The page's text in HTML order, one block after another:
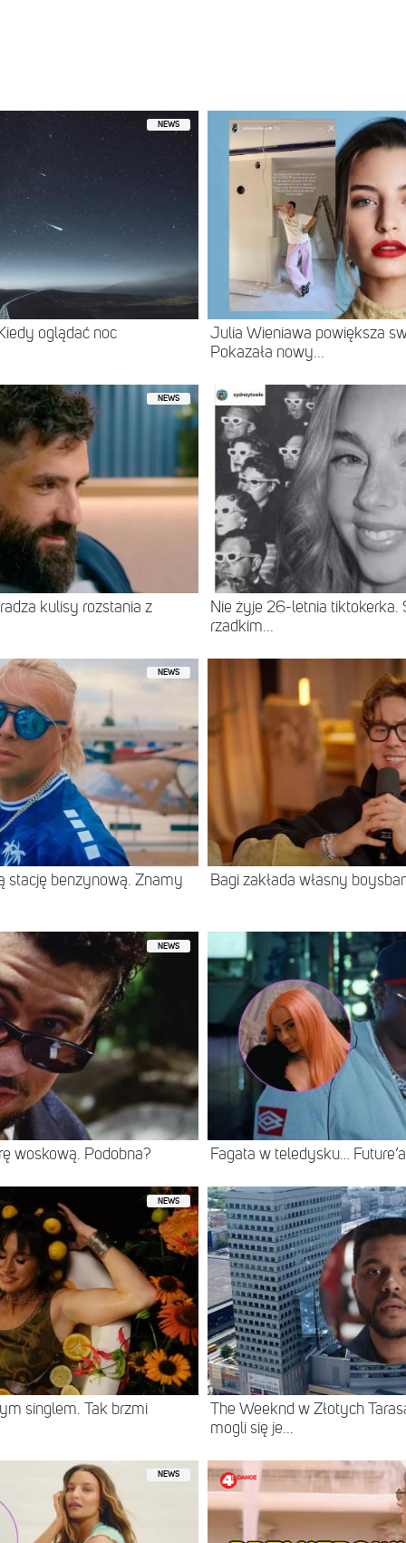
NEWS
oglądać noc
Julia Wieniawa powiększa
Pokazała nowy...
NEWS
kulisy rozstania z
Nie żyje 26-letnia tiktokerka.
rzadkim...
NEWS
stację benzynową. Znamy Bagi zakłada własny
NEWS
woskową. Podobna? Fagata w teledysku…
NEWS
singlem. Tak brzmi
The Weeknd w Złotych
mogli się je...
NEWS